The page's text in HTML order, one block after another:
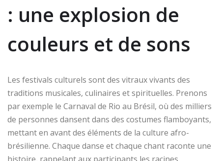
: une explosion de
couleurs et de sons
Les festivals culturels sont des vitraux vivants des
traditions musicales, culinaires et spirituelles. Prenons
par exemple le Carnaval de Rio au Brésil, où des milliers
de personnes dansent dans des costumes flamboyants,
mettant en avant des éléments de la culture afro-
brésilienne. Chaque danse et chaque chant raconte une